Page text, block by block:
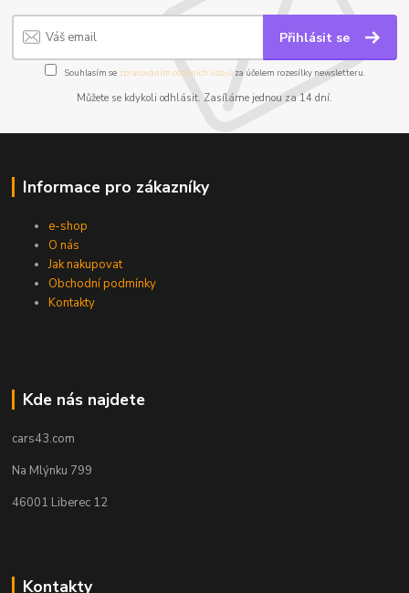
Přihlásit se
Souhlasím se zpracováním osobních údajůza účelem rozesílky newsletteru.
Můžete se kdykoli odhlásit. Zasíláme jednou za 14 dní.
Informace pro zákazníky
e-shop
O nás
Jak nakupovat
Obchodní podmínky
Kontakty
Kde nás najdete
cars43.com
Na Mlýnku 799
46001 Liberec 12
Kontakty